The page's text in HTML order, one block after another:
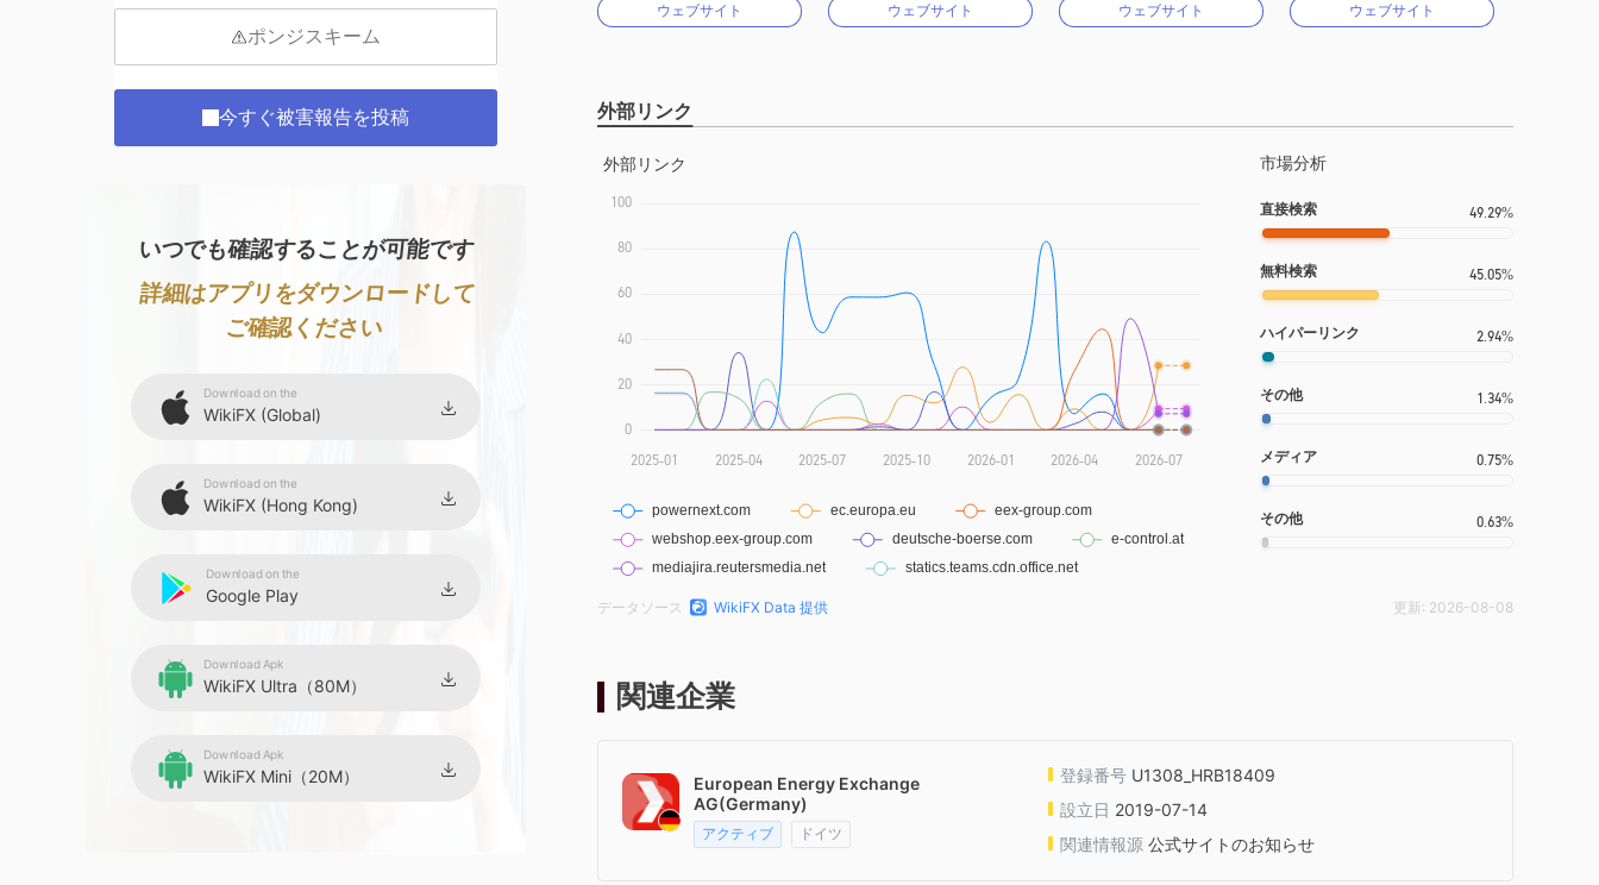
ポンジスキーム
今すぐ被害報告を投稿
いつでも確認することが可能です
詳細はアプリをダウンロードして
ご確認ください
Download on the
WikiFX (Global)
Download on the
WikiFX (Hong Kong)
Download on the
Google Play
Download Apk
WikiFX Ultra（80M）
Download Apk
WikiFX Mini（20M）
ウェブサイト ウェブサイト ウェブサイト ウェブサイト
外部リンク
市場分析
直接検索 49.29%
無料検索 45.05%
ハイパーリンク 2.94%
その他 1.34%
メディア 0.75%
その他 0.63%
データソース WikiFX Data 提供 更新: 2026-08-08
関連企業
European Energy Exchange
AG(Germany)
アクティブ ドイツ
登録番号 U1308_HRB18409
設立日 2019-07-14
関連情報源 公式サイトのお知らせ